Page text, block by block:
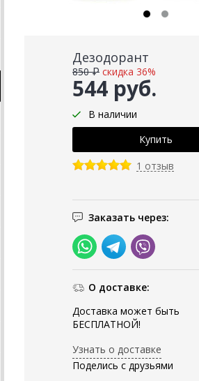
Дезодорант
544 руб.
850 ₽ скидка 36%
В наличии
1 отзыв
Заказать через:
О доставке:
Доставка может быть
БЕСПЛАТНОЙ!
Узнать о доставке
Поделись с друзьями